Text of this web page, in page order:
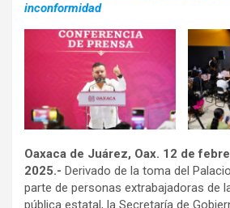
inconformidad
Oaxaca de Juárez, Oax. 12 de
2025.- Derivado de la toma del
parte de personas extrabajadoras de
pública estatal, la Secretaría de